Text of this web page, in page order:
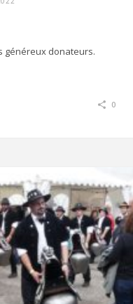
généreux donateurs.
0